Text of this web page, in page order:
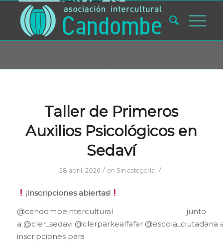
Taller de Primeros
Auxilios Psicológicos en
Sedaví
28 abril, 2026 / en Sin categoría /
¡Inscripciones abiertas!
@candombeintercultural
junto
a @cler_sedavi @clerparkealfafar @escola_ciutadana
inscripciones para